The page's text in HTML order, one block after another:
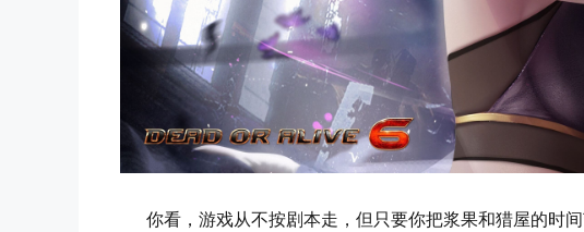
你看，游戏从不按剧本走，但只要你把浆果和猎屋的时